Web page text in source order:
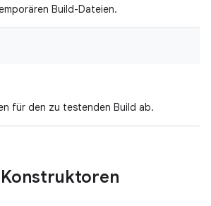
Build-Dateien.
für den zu testenden Build ab.